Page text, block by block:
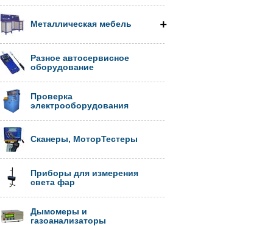
Металлическая мебель
Разное автосервисное
оборудование
Проверка
электрооборудования
Сканеры, МоторТестеры
Приборы для измерения
света фар
Дымомеры и
газоанализаторы